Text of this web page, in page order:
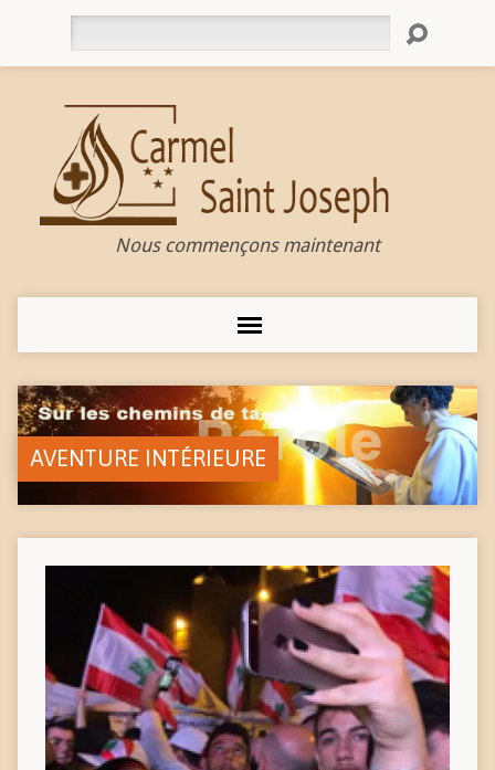
Nous commençons maintenant
AVENTURE INTÉRIEURE